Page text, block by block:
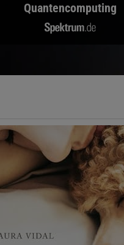
Quantencomputing